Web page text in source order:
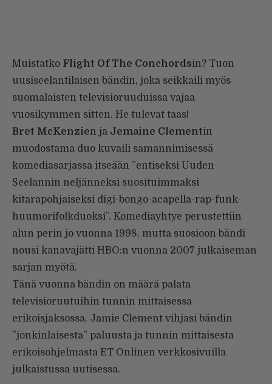
Muistatko Flight Of The Conchordsin? Tuon
uusiseelantilaisen bändin, joka seikkaili myös
suomalaisten televisioruuduissa vajaa
vuosikymmen sitten. He tulevat taas!
Bret McKenzien ja Jemaine Clementin
muodostama duo kuvaili samannimisessä
komediasarjassa itseään ”entiseksi Uuden-
Seelannin neljänneksi suosituimmaksi
kitarapohjaiseksi digi-bongo-acapella-rap-funk-
huumorifolkduoksi”. Komediayhtye perustettiin
alun perin jo vuonna 1998, mutta suosioon bändi
nousi kanavajätti HBO:n vuonna 2007 julkaiseman
sarjan myötä.
Tänä vuonna bändin on määrä palata
televisioruutuihin tunnin mittaisessa
erikoisjaksossa. Jamie Clement vihjasi bändin
”jonkinlaisesta” paluusta ja tunnin mittaisesta
erikoisohjelmasta ET Onlinen verkkosivuilla
julkaistussa uutisessa.